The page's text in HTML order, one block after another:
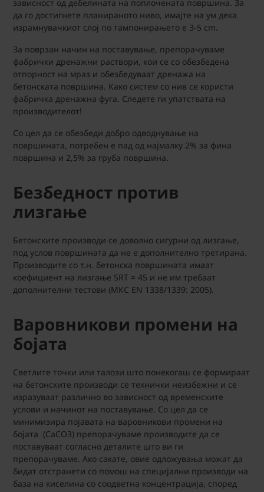
зависност од дебелината на поплочената површина. За
да го достигнете планираното ниво, имајте на ум дека
израмнувачкиот слој по тампонирањето е 3-5 cm.
За поврзан начин на поставување, препорачуваме
фабрички дренажни раствори, кои се со обезбедена
отпорност на мраз и обезбедуваат дренажа на
бетонската површина. Како систем со нив се користи
фабричка дренажна фуга. Следете ги упатствата на
производителот!
Со цел да се обезбеди добро одводнување на
површината, потребен е пад од најмалку 2% за фина
површина и 2,5% за груба површина.
Безбедност против
лизгање
Бетонските производи се доволно сигурни од лизгање,
под услов површината да не е дополнително третирана.
Производите со т.н. бетонска површината имаат
коефициент на лизгање SRT = 45 и не им требаат
дополнителни тестови (МКС EN 1338/1339: 2005).
Варовникови промени на
бојата
Светлите точки или талози што понекогаш се формираат
на бетонските производи се технички неизбежни и се
изразуваат различно во зависност од временските
услови и начинот на поставување. Со цел да се
минимизира појавата на варовникови промени на
бојата (CaCO3) препорачуваме производите да се
поставуваат согласно деталите што ви ги
препорачуваме. Ако сакате, овие одложувања можат да
бидат отстранети со помош на специјални производи на
база на киселина со соодветна концентрација, според